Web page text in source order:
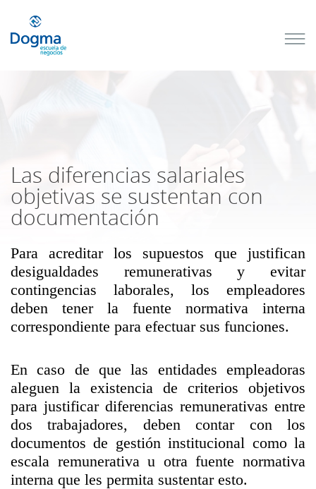
Las diferencias salariales
objetivas se sustentan con
documentación
Para acreditar los supuestos que justifican
desigualdades remunerativas y evitar
contingencias laborales, los empleadores
deben tener la fuente normativa interna
correspondiente para efectuar sus funciones.
En caso de que las entidades empleadoras
aleguen la existencia de criterios objetivos
para justificar diferencias remunerativas entre
dos trabajadores, deben contar con los
documentos de gestión institucional como la
escala remunerativa u otra fuente normativa
interna que les permita sustentar esto.
próximos